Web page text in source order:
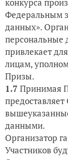
конкурса
Федеральным
данных».
персональные
привлекает
лицам,
Призы.
1.7 Принимая
данными.
Организатор
Участников